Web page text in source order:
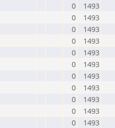
0
1493
0
1493
0
1493
0
1493
0
1493
0
1493
0
1493
0
1493
0
1493
0
1493
0
1493